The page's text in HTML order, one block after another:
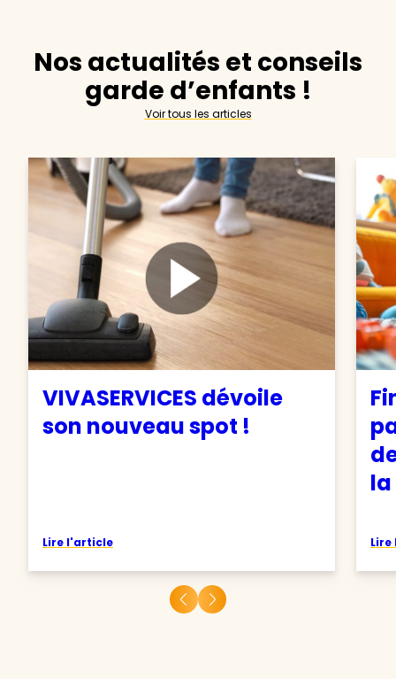
Nos actualités et conseils
garde d’enfants !
Voir tous les articles
VIVASERVICES dévoile
son nouveau spot !
Lire l'article
la